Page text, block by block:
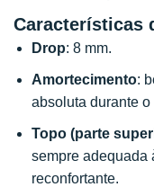
Características
Drop: 8 mm.
Amortecimento:
absoluta durante
Topo (parte
sempre adequada
reconfortante.